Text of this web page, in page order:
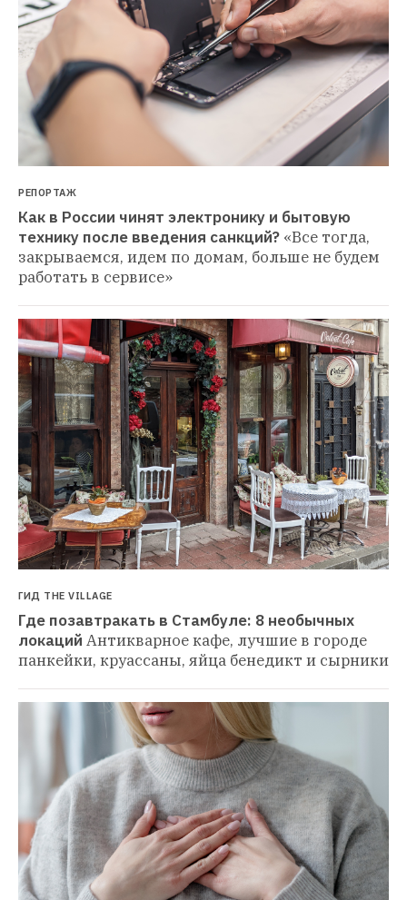
РЕПОРТАЖ
Как в России чинят электронику и бытовую
технику после введения санкций? «Все тогда,
закрываемся, идем по домам, больше не будем
работать в сервисе»
ГИД THE VILLAGE
Где позавтракать в Стамбуле: 8 необычных
локаций Антикварное кафе, лучшие в городе
панкейки, круассаны, яйца бенедикт и сырники